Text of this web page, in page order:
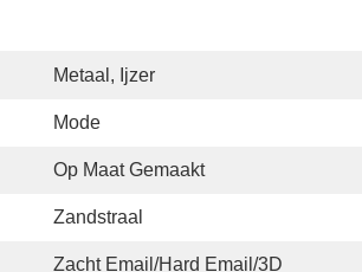
Metaal, Ijzer
Mode
Op Maat Gemaakt
Zandstraal
Zacht Email/hard Email/3D